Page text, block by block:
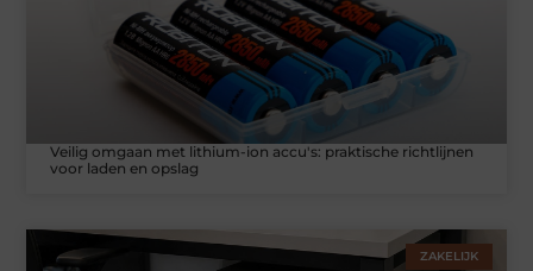
Veilig omgaan met lithium-ion accu's: praktische richtlijnen
voor laden en opslag
ZAKELIJK